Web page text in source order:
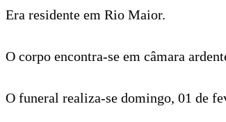
Era residente em Rio Maior.
O corpo encontra-se em câmara
O funeral realiza-se domingo, 01 de